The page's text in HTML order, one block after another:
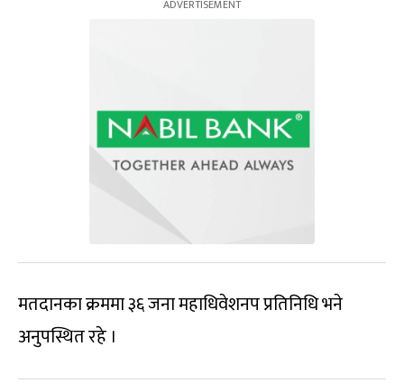
मतदानका क्रममा ३६ जना महाधिवेशनप प्रतिनिधि भने
अनुपस्थित रहे ।